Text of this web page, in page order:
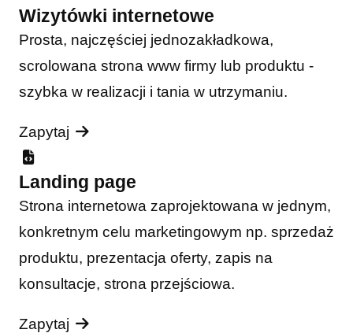
Wizytówki internetowe
Prosta, najczęściej jednozakładkowa,
scrolowana strona www firmy lub produktu -
szybka w realizacji i tania w utrzymaniu.
Zapytaj
Landing page
Strona internetowa zaprojektowana w jednym,
konkretnym celu marketingowym np. sprzedaż
produktu, prezentacja oferty, zapis na
konsultacje, strona przejściowa.
Zapytaj